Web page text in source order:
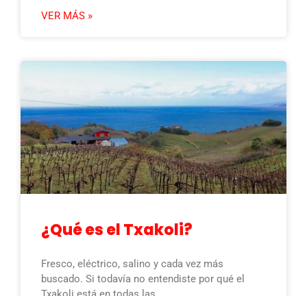
VER MÁS »
¿Qué es el Txakoli?
Fresco, eléctrico, salino y cada vez más
buscado. Si todavía no entendiste por qué el